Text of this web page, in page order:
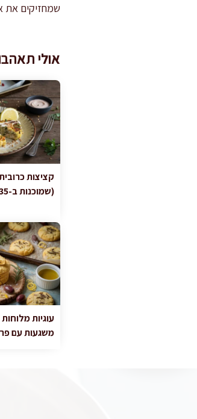
שמחזיקים את
אולי
קציצות
(שמוכנות ב-35 דקות)
עוגיות
משגעות עם פרמזן